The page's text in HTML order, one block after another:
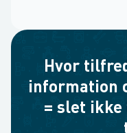
Hvor
information
= slet ikke